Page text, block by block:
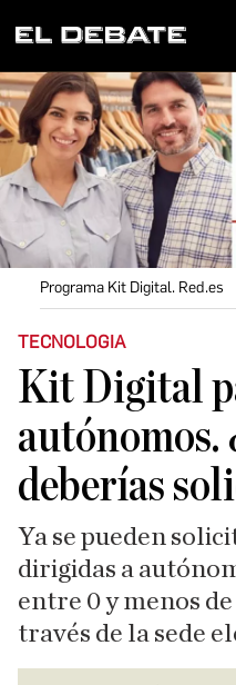
Programa Kit Digital. Red.es
TECNOLOGIA
Kit Digital
autónomos.
deberías
Ya se pueden
dirigidas a
entre 0 y menos
través de la sede